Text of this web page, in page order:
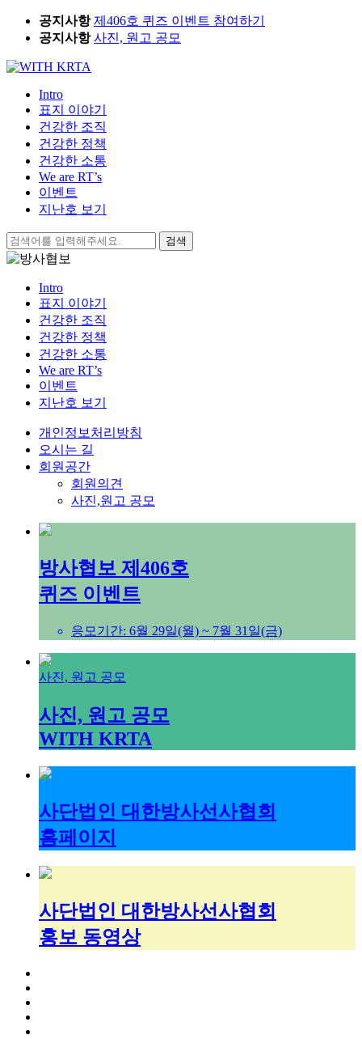
Skip
content
공지사항 제406호 퀴즈 이벤트 참여하기
공지사항 사진, 원고 공모
Intro
표지 이야기
건강한 조직
건강한 정책
건강한 소통
We are RT’s
이벤트
지난호 보기
검
색:
Intro
표지 이야기
건강한 조직
건강한 정책
건강한 소통
We are RT’s
이벤트
지난호 보기
개인정보처리방침
오시는 길
회원공간
회원의견
사진,원고 공모
방사협보 제406호
퀴즈 이벤트
응모기간: 6월 29일(월) ~ 7월 31일(금)
사진, 원고 공모
사진, 원고 공모
WITH KRTA
사단법인 대한방사선사협회
홈페이지
사단법인 대한방사선사협회
홍보 동영상